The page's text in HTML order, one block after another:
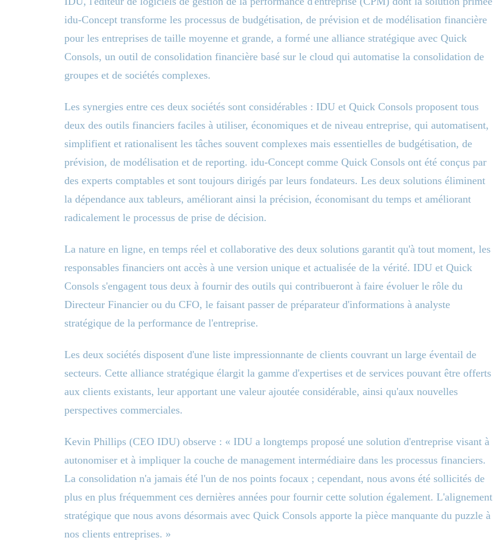
idu-Concept transforme les processus de budgétisation, de prévision et de modélisation financière
pour les entreprises de taille moyenne et grande, a formé une alliance stratégique avec Quick
Consols, un outil de consolidation financière basé sur le cloud qui automatise la consolidation de
groupes et de sociétés complexes.
Les synergies entre ces deux sociétés sont considérables : IDU et Quick Consols proposent tous
deux des outils financiers faciles à utiliser, économiques et de niveau entreprise, qui automatisent,
simplifient et rationalisent les tâches souvent complexes mais essentielles de budgétisation, de
prévision, de modélisation et de reporting. idu-Concept comme Quick Consols ont été conçus par
des experts comptables et sont toujours dirigés par leurs fondateurs. Les deux solutions éliminent
la dépendance aux tableurs, améliorant ainsi la précision, économisant du temps et améliorant
radicalement le processus de prise de décision.
La nature en ligne, en temps réel et collaborative des deux solutions garantit qu'à tout moment, les
responsables financiers ont accès à une version unique et actualisée de la vérité. IDU et Quick
Consols s'engagent tous deux à fournir des outils qui contribueront à faire évoluer le rôle du
Directeur Financier ou du CFO, le faisant passer de préparateur d'informations à analyste
stratégique de la performance de l'entreprise.
Les deux sociétés disposent d'une liste impressionnante de clients couvrant un large éventail de
secteurs. Cette alliance stratégique élargit la gamme d'expertises et de services pouvant être offerts
aux clients existants, leur apportant une valeur ajoutée considérable, ainsi qu'aux nouvelles
perspectives commerciales.
Kevin Phillips (CEO IDU) observe : « IDU a longtemps proposé une solution d'entreprise visant à
autonomiser et à impliquer la couche de management intermédiaire dans les processus financiers.
La consolidation n'a jamais été l'un de nos points focaux ; cependant, nous avons été sollicités de
plus en plus fréquemment ces dernières années pour fournir cette solution également. L'alignement
stratégique que nous avons désormais avec Quick Consols apporte la pièce manquante du puzzle à
nos clients entreprises. »